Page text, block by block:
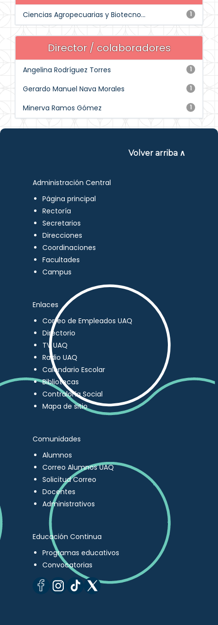
1
Ciencias Agropecuarias y Biotecno...
Director / colaboradores
1
Angelina Rodríguez Torres
1
Gerardo Manuel Nava Morales
1
Minerva Ramos Gómez
Volver arriba ∧
Administración Central
Página principal
Rectoría
Secretarios
Direcciones
Coordinaciones
Facultades
Campus
Enlaces
Correo de Empleados UAQ
Directorio
TV UAQ
Radio UAQ
Calendario Escolar
Bibliotecas
Contraloría Social
Mapa de sitio
Comunidades
Alumnos
Correo Alumnos UAQ
Solicitud Correo
Docentes
Administrativos
Educación Continua
Programas educativos
Convocatorias